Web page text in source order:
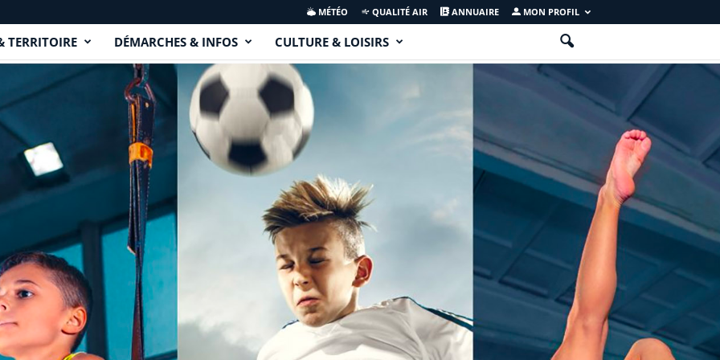
MÉTÉO QUALITÉ AIR ANNUAIRE MON PROFIL
TERRITOIRE DÉMARCHES & INFOS CULTURE & LOISIRS